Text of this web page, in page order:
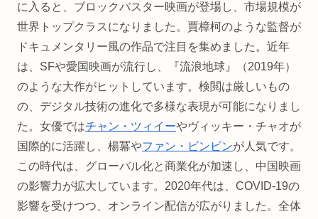
に入ると、ブロックバスター映画が登場し、市場規模が
世界トップクラスになりました。賈樟柯のような監督が
ドキュメンタリー風の作品で注目を集めました。近年
は、SFや愛国映画が流行し、『流浪地球』（2019年）
のような大作がヒットしています。検閲は厳しいもの
の、デジタル技術の進化で多様な表現が可能になりまし
た。女優ではチャン・ツィイーやヴィッキー・チャオが
国際的に活躍し、楊冪やファン・ビンビンが人気です。
この時代は、グローバル化と商業化が加速し、中国映画
の影響力が拡大しています。2020年代は、COVID-19の
影響を受けつつ、オンライン配信が広がりました。全体